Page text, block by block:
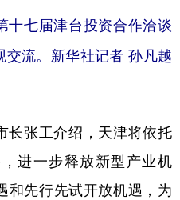
十七届津台投资合作洽谈
流。新华社记者 孙凡越
张工介绍，天津将依托
进一步释放新型产业机
和先行先试开放机遇，为